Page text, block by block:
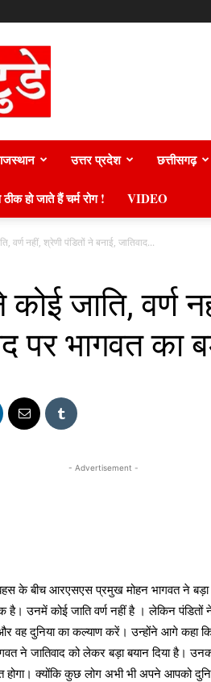
उत्तर प्रदेश छत्तीसगढ़
हो जाते हैं चर्म रोग ! VIDEO
वर्ण नहीं, श्रेणी पंडितों ने बनाई, जातिवाद...
जाति, वर्ण
पर भागवत का
- Advertisement -
के बीच आरएसएस प्रमुख मोहन भागवत ने बड़ा
है। उनमें कोई जाति वर्ण नहीं है । लेकिन
वह दुनिया का कल्याण करें। उन्होंने आगे कहा
ने जातिवाद को लेकर बड़ा बयान दिया है।
क्योंकि कुछ लोग अभी भी अपने आपको